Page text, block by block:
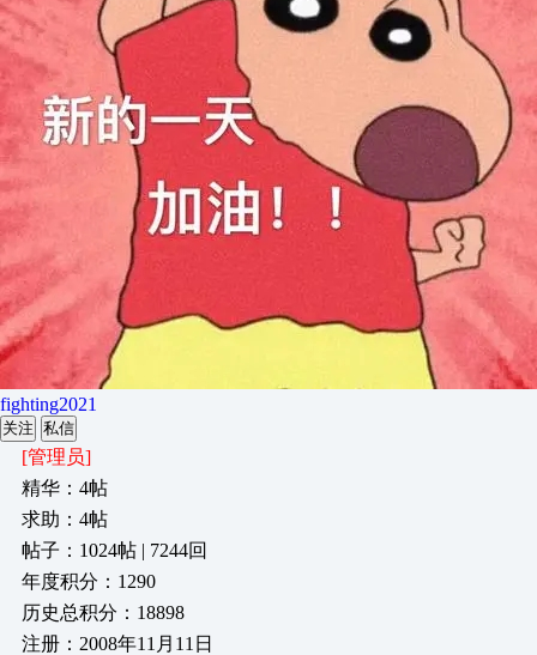
fighting2021
关注 私信
[管理员]
精华：4帖
求助：4帖
帖子：1024帖 | 7244回
年度积分：1290
历史总积分：18898
注册：2008年11月11日